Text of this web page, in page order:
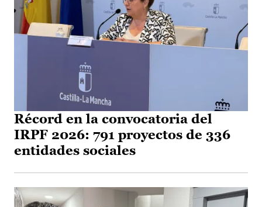
Récord en la convocatoria del
IRPF 2026: 791 proyectos de 336
entidades sociales